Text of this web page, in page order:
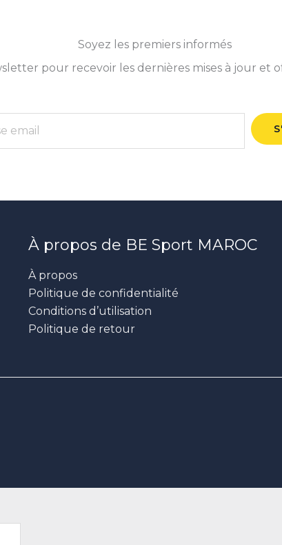
Soyez les premiers informés
pour recevoir les dernières mises à jour et
À propos de BE Sport MAROC
À propos
Politique de confidentialité
Conditions d’utilisation
Politique de retour